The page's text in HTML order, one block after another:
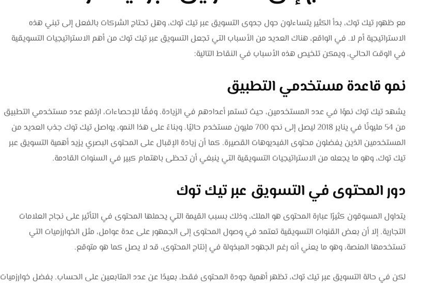
مع ظهور تيك توك، بدأ الكثير يتساءلون حول جدوى التسويق عبر تيك توك، وهل تحتاج الشركات بالفعل إلى تبني هذه
الاستراتيجية أم لا. في الواقع، هناك العديد من الأسباب التي تجعل التسويق عبر تيك توك من أهم الاستراتيجيات التسويقية
في الوقت الحالي، ويمكن تلخيص هذه الأسباب في النقاط التالية:
نمو قاعدة مستخدمي التطبيق
يشهد تيك توك نموًا في عدد المستخدمين، حيث تستمر أعدادهم في الزيادة. وفقًا للإحصاءات، ارتفع عدد مستخدمي التطبيق
من 54 مليونًا في يناير 2018 ليصل إلى نحو 700 مليون مستخدم حاليًا. وبناءً على هذا النمو، يواصل تيك توك جذب العديد من
المستخدمين الذين يفضلون محتوى الفيديوهات القصيرة. كما أن زيادة الإقبال على المحتوى البصري يزيد أهمية التسويق عبر
تيك توك، وهو ما يجعله من الاستراتيجيات التسويقية التي ينبغي أن تحظى باهتمام كبير في السنوات القادمة.
دور المحتوى في التسويق عبر تيك توك
يتداول المسوقون كثيرًا عبارة المحتوى هو الملك، وذلك بسبب القيمة التي يحملها المحتوى في التأثير على نجاح العلامات
التجارية. إلا أن بعض القنوات التسويقية تعتمد في وصول المحتوى إلى الجمهور على عدة عوامل، مثل الخوارزميات التي
تستخدمها المنصة، وهو ما يعني أنه رغم الجهود المبذولة في إنتاج المحتوى، قد لا يصل كما هو متوقع.
لكن في حالة التسويق عبر تيك توك، تظهر أهمية جودة المحتوى فقط، بعيدًا عن عدد المتابعين على الحساب. بفضل خوارزميات